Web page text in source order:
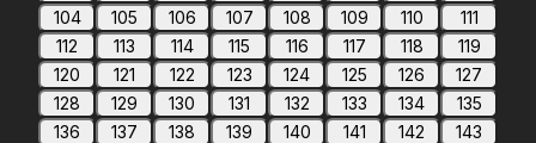
104
105 106 107 108 109 110
111
112
113 114 115 116 117 118
119
120
121 122 123 124 125 126
127
128
129 130 131 132 133 134
135
136
137 138 139 140 141 142
143